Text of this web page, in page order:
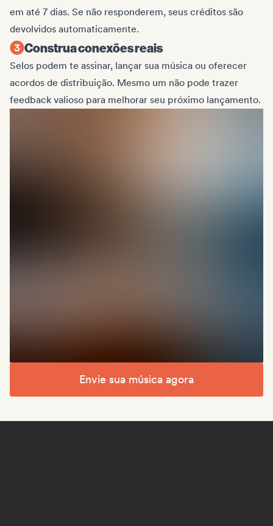
em até 7 dias. Se não responderem, seus créditos são
devolvidos automaticamente.
Construa conexões reais
Selos podem te assinar, lançar sua música ou oferecer
acordos de distribuição. Mesmo um não pode trazer
feedback valioso para melhorar seu próximo lançamento.
Envie sua música agora